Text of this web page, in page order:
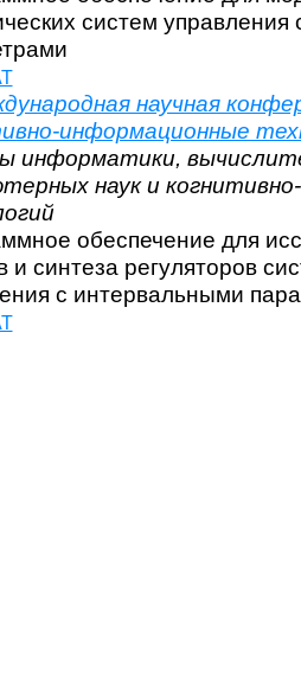
систем
научная
информационные
информатики,
наук и
обеспечение для
и синтеза регуляторов
с интервальными